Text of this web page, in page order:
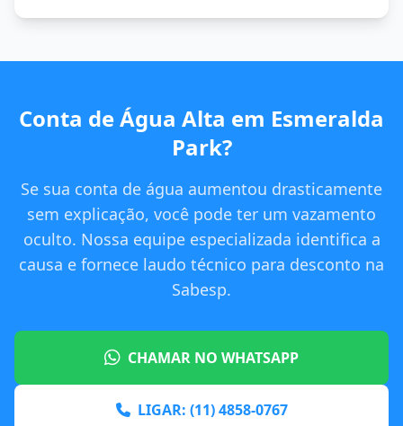
Conta de Água Alta em Esmeralda
Park?
Se sua conta de água aumentou drasticamente
sem explicação, você pode ter um vazamento
oculto. Nossa equipe especializada identifica a
causa e fornece laudo técnico para desconto na
Sabesp.
CHAMAR NO WHATSAPP
LIGAR: (11) 4858-0767